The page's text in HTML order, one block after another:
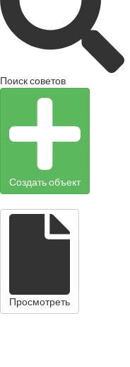
Поиск советов
Создать объект
Просмотреть